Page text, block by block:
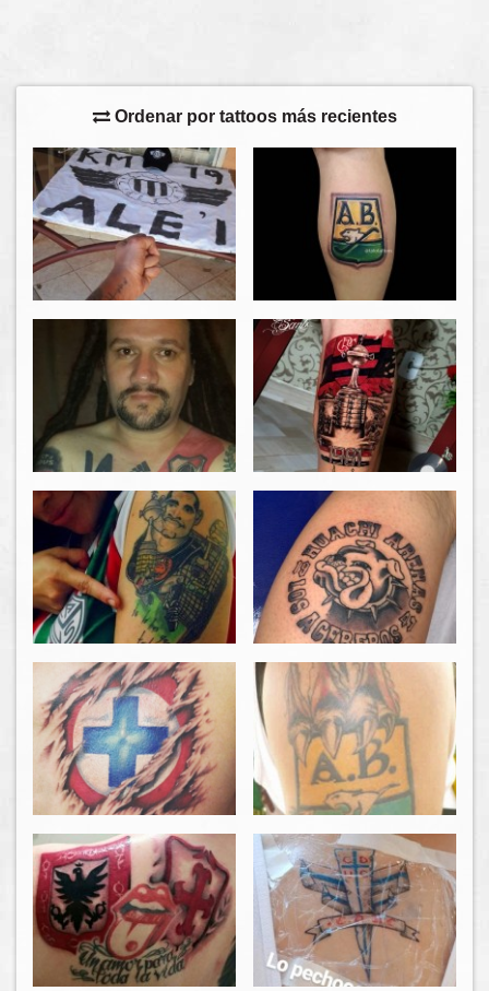
Ordenar por tattoos más recientes